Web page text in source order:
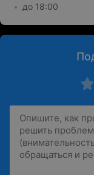
до 18:00